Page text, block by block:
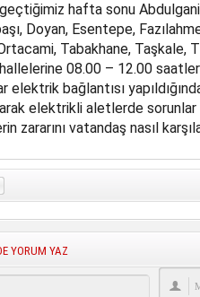
hafta sonu
Doyan, Esentepe,
Tabakhane, Taşkale,
08.00 – 12.00
elektrik bağlantısı
elektrikli aletlerde
zararını vatandaş nasıl
YORUM YAZ